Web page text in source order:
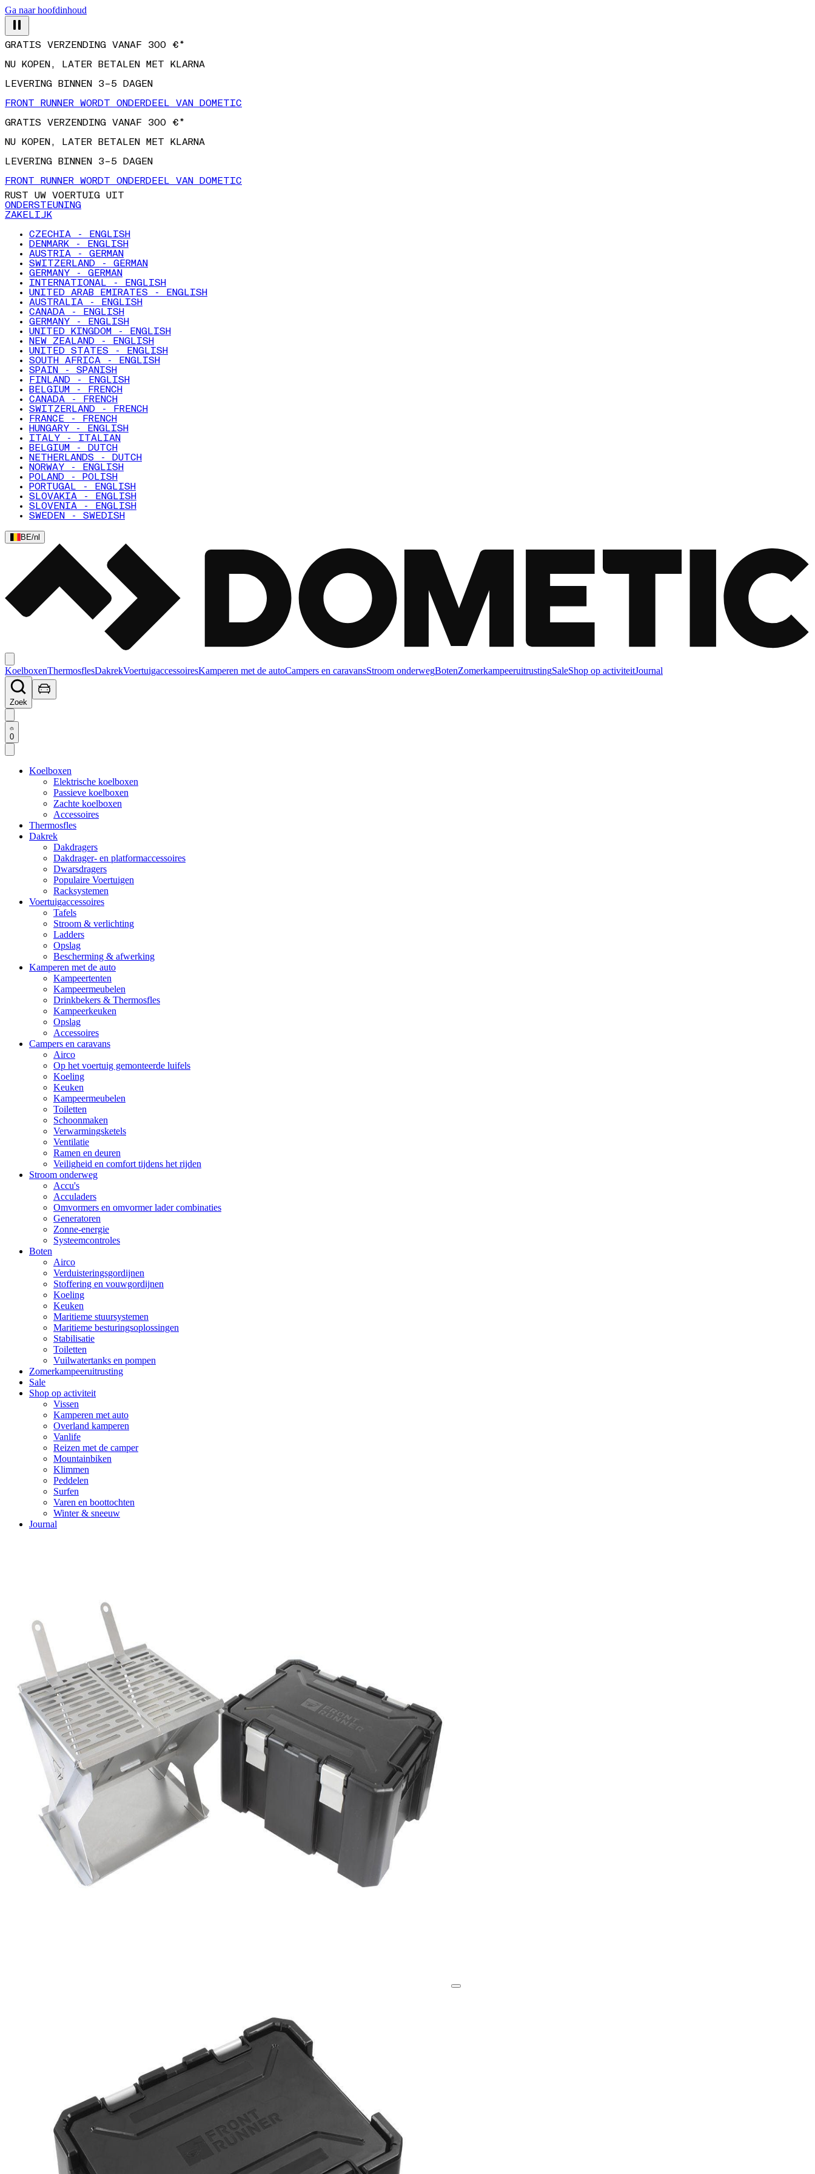
Ga naar hoofdinhoud
GRATIS VERZENDING VANAF 300 €*
NU KOPEN, LATER BETALEN MET KLARNA
LEVERING BINNEN 3–5 DAGEN
FRONT RUNNER WORDT ONDERDEEL VAN DOMETIC
GRATIS VERZENDING VANAF 300 €*
NU KOPEN, LATER BETALEN MET KLARNA
LEVERING BINNEN 3–5 DAGEN
FRONT RUNNER WORDT ONDERDEEL VAN DOMETIC
RUST UW VOERTUIG UIT
ONDERSTEUNING
ZAKELIJK
CZECHIA - ENGLISH
DENMARK - ENGLISH
AUSTRIA - GERMAN
SWITZERLAND - GERMAN
GERMANY - GERMAN
INTERNATIONAL - ENGLISH
UNITED ARAB EMIRATES - ENGLISH
AUSTRALIA - ENGLISH
CANADA - ENGLISH
GERMANY - ENGLISH
UNITED KINGDOM - ENGLISH
NEW ZEALAND - ENGLISH
UNITED STATES - ENGLISH
SOUTH AFRICA - ENGLISH
SPAIN - SPANISH
FINLAND - ENGLISH
BELGIUM - FRENCH
CANADA - FRENCH
SWITZERLAND - FRENCH
FRANCE - FRENCH
HUNGARY - ENGLISH
ITALY - ITALIAN
BELGIUM - DUTCH
NETHERLANDS - DUTCH
NORWAY - ENGLISH
POLAND - POLISH
PORTUGAL - ENGLISH
SLOVAKIA - ENGLISH
SLOVENIA - ENGLISH
SWEDEN - SWEDISH
BE/nl
KoelboxenThermosflesDakrekVoertuigaccessoiresKamperen met de autoCampers en caravansStroom onderwegBotenZomerkampeeruitrustingSaleShop op activiteitJournal
Zoek
0
Koelboxen
Elektrische koelboxen
Passieve koelboxen
Zachte koelboxen
Accessoires
Thermosfles
Dakrek
Dakdragers
Dakdrager- en platformaccessoires
Dwarsdragers
Populaire Voertuigen
Racksystemen
Voertuigaccessoires
Tafels
Stroom & verlichting
Ladders
Opslag
Bescherming & afwerking
Kamperen met de auto
Kampeertenten
Kampeermeubelen
Drinkbekers & Thermosfles
Kampeerkeuken
Opslag
Accessoires
Campers en caravans
Airco
Op het voertuig gemonteerde luifels
Koeling
Keuken
Kampeermeubelen
Toiletten
Schoonmaken
Verwarmingsketels
Ventilatie
Ramen en deuren
Veiligheid en comfort tijdens het rijden
Stroom onderweg
Accu's
Acculaders
Omvormers en omvormer lader combinaties
Generatoren
Zonne-energie
Systeemcontroles
Boten
Airco
Verduisteringsgordijnen
Stoffering en vouwgordijnen
Koeling
Keuken
Maritieme stuursystemen
Maritieme besturingsoplossingen
Stabilisatie
Toiletten
Vuilwatertanks en pompen
Zomerkampeeruitrusting
Sale
Shop op activiteit
Vissen
Kamperen met auto
Overland kamperen
Vanlife
Reizen met de camper
Mountainbiken
Klimmen
Peddelen
Surfen
Varen en boottochten
Winter & sneeuw
Journal